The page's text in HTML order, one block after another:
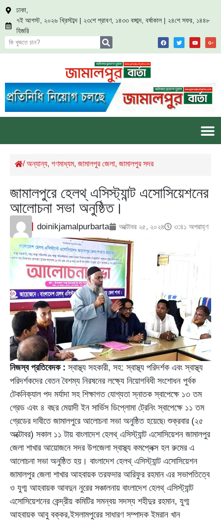
ঢাকা,
৭ই আগস্ট, ২০২৬ খ্রিস্টাব্দ | ২৩শে শ্রাবণ, ১৪৩৩ বঙ্গাব্দ, বর্ষাকাল | ২৪শে সফর, ১৪৪৮
হিজরি
/অন্যান্য, গণমাধ্যম, জামালপুর জেলা, জামালপুর সদর
জামালপুরে হেলথ্ এসিস্ট্যান্ট এসোসিয়েশনের
আলোচনা সভা অনুষ্ঠিত।
doinikjamalpurbarta অক্টোবর ২৫, ২০২৪ ৩:৪১ অপরাহ্ণ
নিজস্ব প্রতিবেদক : স্বাস্থ্য সহকারী, সহ: স্বাস্থ্য পরিদর্শক এবং স্বাস্থ্য
পরিদর্শকদের বেতন বৈশম্য নিরষনের লক্ষ্যে নিয়োগবিধী সংশোধন পুর্বক
টেকনিক্যাল পদ মর্যাদা সহ শিক্ষাগত যোগ্যতা স্নাতক স্বাপেক্ষে ১৩ তম
গ্রেড এবং ৪ বছর মেয়াদী ইন সার্ভিস ডিপ্লোমা ট্রেনিং স্বাপেক্ষে ১১ তম
গ্রেডের দাবীতে জামালপুরে আলোচনা সভা অনুষ্ঠিত হয়েছে৷ শুক্রবার (২৫
অক্টোবর) সকাল ১১ টায় বাংলাদেশ হেলথ্ এসিস্ট্যান্ট এসোসিয়েশন জামালপুর
জেলা শাখার আয়োজনে সদর উপজেলা স্বাস্থ্য কমপ্লেক্স হল রুমের এ
আলোচনা সভা অনুষ্ঠিত হয়। বাংলাদেশ হেলথ্ এসিস্ট্যান্ট এসোসিয়েশন
জামালপুর জেলা শাখার আহবায়ক তরফদার আরিফুর রহমান এর সভাপতিত্বে
ও যুগ্ম আহবায়ক আবদুন নুরের সঞ্চালনায় বাংলাদেশ হেলথ্ এসিস্ট্যান্ট
এসোসিয়েশনের কেন্দ্রীয় কমিটির সমন্বয় সদস্য শহীদুর রহমান, যুগ্ম
আহবায়ক আবু বক্কর,ইসলামপুরের সাধারণ সম্পাদক ইমরান খান